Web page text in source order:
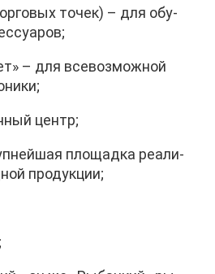
то­чек) – для обу­
– для все­воз­мож­ной
центр;
пло­щад­ка ре­а­ли­
про­дук­ции;